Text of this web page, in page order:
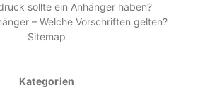
sollte ein Anhänger haben?
– Welche Vorschriften gelten?
Sitemap
Kategorien